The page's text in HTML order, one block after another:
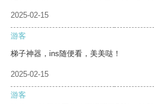
2025-02-15
游客
梯子神器，ins随便看，美美哒！
2025-02-15
游客